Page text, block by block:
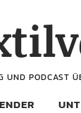
UND PODCAST